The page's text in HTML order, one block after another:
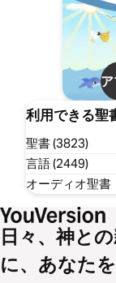
ア
利用できる聖
聖書 (3823)
言語 (2449)
オーディオ聖書
日々、神と
に、あなた